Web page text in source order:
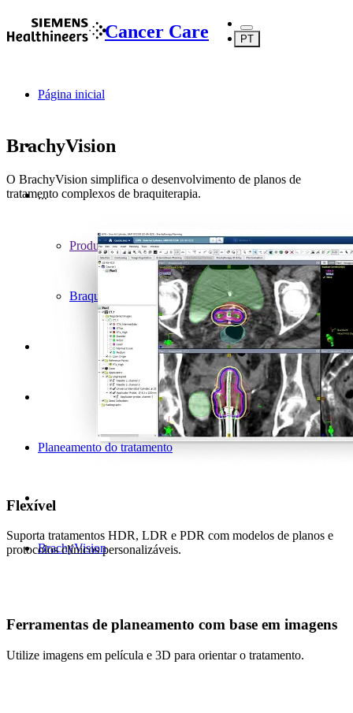
Cancer Care PT
Página inicial
...
Produtos
Braquiterapia
Planeamento do tratamento
BrachyVision
BrachyVision
O BrachyVision simplifica o desenvolvimento de planos de
tratamento complexos de braquiterapia.
Flexível
Suporta tratamentos HDR, LDR e PDR com modelos de planos e
protocolos clínicos personalizáveis.
Ferramentas de planeamento com base em imagens
Utilize imagens em película e 3D para orientar o tratamento.